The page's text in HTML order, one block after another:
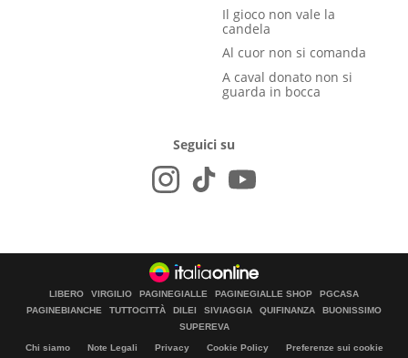
Il gioco non vale la
candela
Al cuor non si comanda
A caval donato non si
guarda in bocca
Seguici su
LIBERO VIRGILIO PAGINEGIALLE PAGINEGIALLE SHOP
PGCASA
PAGINEBIANCHE
TUTTOCITTÀ DILEI SIVIAGGIA QUIFINANZA
BUONISSIMO
SUPEREVA
Chi siamo Note Legali Privacy Cookie Policy
Preferenze sui cookie